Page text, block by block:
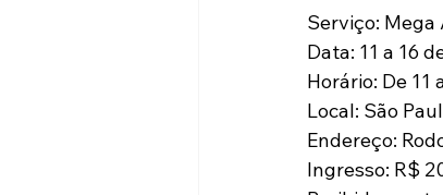
Serviço: Mega
Data: 11 a 16
Horário: De 11
Local: São
Endereço:
Ingresso: R$